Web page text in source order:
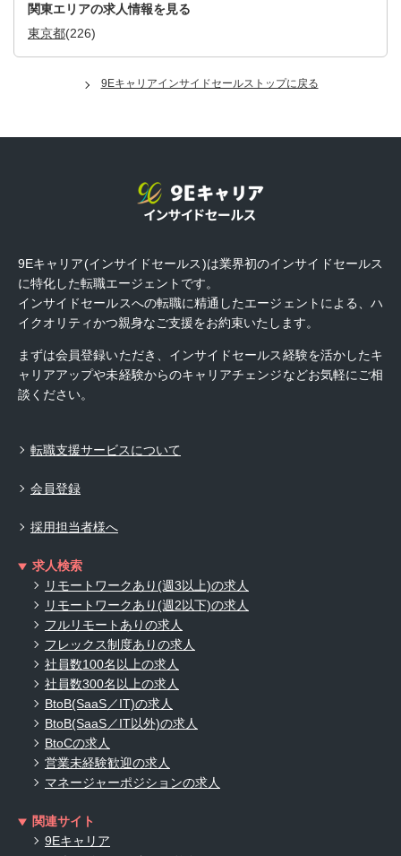
関東エリアの求人情報を見る
東京都(226)
9Eキャリアインサイドセールストップに戻る
9Eキャリア(インサイドセールス)は業界初のインサイドセールス
に特化した転職エージェントです。
インサイドセールスへの転職に精通したエージェントによる、ハ
イクオリティかつ親身なご支援をお約束いたします。
まずは会員登録いただき、インサイドセールス経験を活かしたキ
ャリアアップや未経験からのキャリアチェンジなどお気軽にご相
談ください。
転職支援サービスについて
会員登録
採用担当者様へ
求人検索
リモートワークあり(週3以上)の求人
リモートワークあり(週2以下)の求人
フルリモートありの求人
フレックス制度ありの求人
社員数100名以上の求人
社員数300名以上の求人
BtoB(SaaS／IT)の求人
BtoB(SaaS／IT以外)の求人
BtoCの求人
営業未経験歓迎の求人
マネージャーポジションの求人
関連サイト
9Eキャリア